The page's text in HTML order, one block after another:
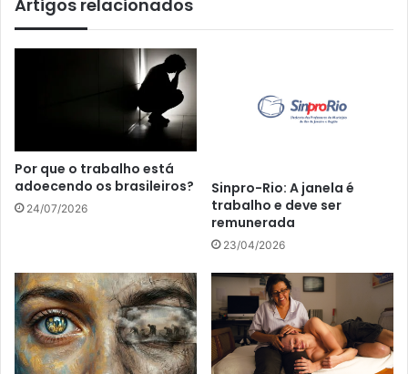
Artigos relacionados
Por que o trabalho está
adoecendo os brasileiros?
24/07/2026
Sinpro-Rio: A janela é
trabalho e deve ser
remunerada
23/04/2026